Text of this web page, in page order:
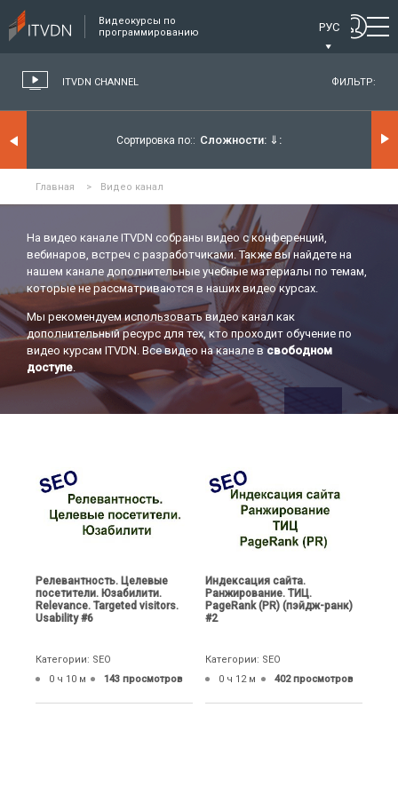
Видеокурсы по
программированию
РУС
ITVDN CHANNEL ФИЛЬТР:
Сортировка по: Сложности: ⇓
Главная > Видео канал
На видео канале ITVDN собраны видео с конференций,
вебинаров, встреч с разработчиками. Также вы найдете на
нашем канале дополнительные учебные материалы по темам,
которые не рассматриваются в наших видео курсах.
Мы рекомендуем использовать видео канал как
дополнительный ресурс для тех, кто проходит обучение по
видео курсам ITVDN. Все видео на канале всвободном
доступе.
Релевантность. Целевые
посетители. Юзабилити.
Relevance. Targeted visitors.
Usability #6
Категории: SEO
0 ч 10 м
143 просмотров
Индексация сайта.
Ранжирование. ТИЦ.
PageRank (PR) (пэйдж-ранк)
#2
Категории: SEO
0 ч 12 м
402 просмотров